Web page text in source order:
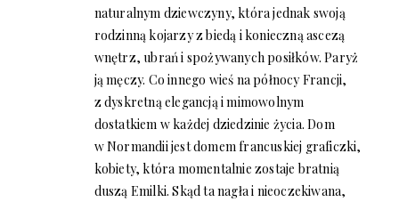
naturalnym dziewczyny, która jednak swoją
rodzinną kojarzy z biedą i konieczną ascezą
wnętrz, ubrań i spożywanych posiłków. Paryż
ją męczy. Co innego wieś na północy Francji,
z dyskretną elegancją i mimowolnym
dostatkiem w każdej dziedzinie życia. Dom
w Normandii jest domem francuskiej graficzki,
kobiety, która momentalnie zostaje bratnią
duszą Emilki. Skąd ta nagła i nieoczekiwana,